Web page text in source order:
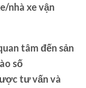
nhà xe vận
tâm đến sản
số
tư vấn và